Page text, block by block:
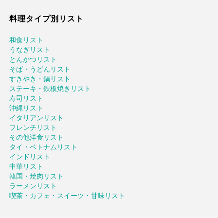
料理タイプ別リスト
和食リスト
うなぎリスト
とんかつリスト
そば・うどんリスト
すきやき・鍋リスト
ステーキ・鉄板焼きリスト
寿司リスト
沖縄リスト
イタリアンリスト
フレンチリスト
その他洋食リスト
タイ・ベトナムリスト
インドリスト
中華リスト
韓国・焼肉リスト
ラーメンリスト
喫茶・カフェ・スイーツ・甘味リスト